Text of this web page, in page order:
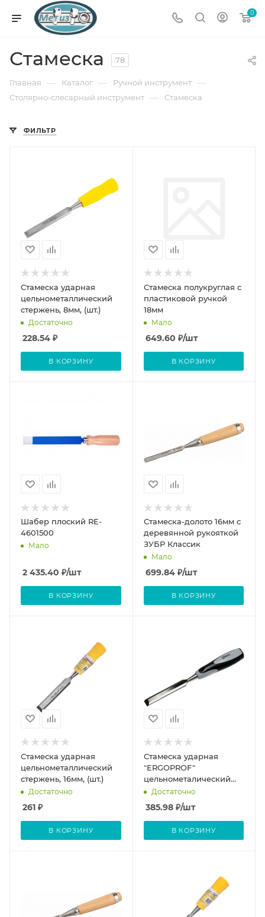
0
Стамеска 78
Главная — Каталог — Ручной инструмент —
Столярно-слесарный инструмент — Стамеска
ФИЛЬТР
Стамеска ударная
цельнометаллический
стержень, 8мм, (шт.)
Достаточно
228.54 ₽
В КОРЗИНУ
Стамеска полукруглая с
пластиковой ручкой
18мм
Мало
649.60 ₽/шт
В КОРЗИНУ
Шабер плоский RE-
4601500
Мало
2 435.40 ₽/шт
В КОРЗИНУ
Стамеска-долото 16мм с
деревянной рукояткой
ЗУБР Классик
Мало
699.84₽/шт
В КОРЗИНУ
Стамеска ударная
цельнометаллический
стержень, 16мм, (шт.)
Достаточно
261 ₽
В КОРЗИНУ
Стамеска ударная
"ERGOPROF"
цельнометалический
стержень 12мм
Достаточно
385.98₽/шт
В КОРЗИНУ